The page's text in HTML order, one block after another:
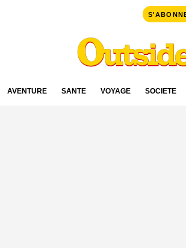
AVENTURE SANTÉ VOYAGE SOCIÉTÉ